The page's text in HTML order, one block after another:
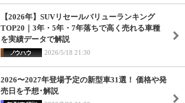
【2026年】SUVリセールバリューランキング
TOP20｜3年・5年・7年落ちで高く売れる車種
を実績データで解説
2026/5/18 21:30
2026〜2027年登場予定の新型車31選！ 価格や発
売日を予想･解説